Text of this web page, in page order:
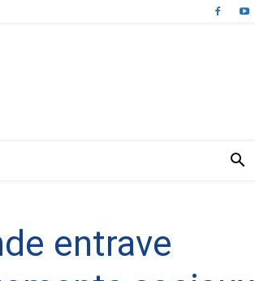
entrave